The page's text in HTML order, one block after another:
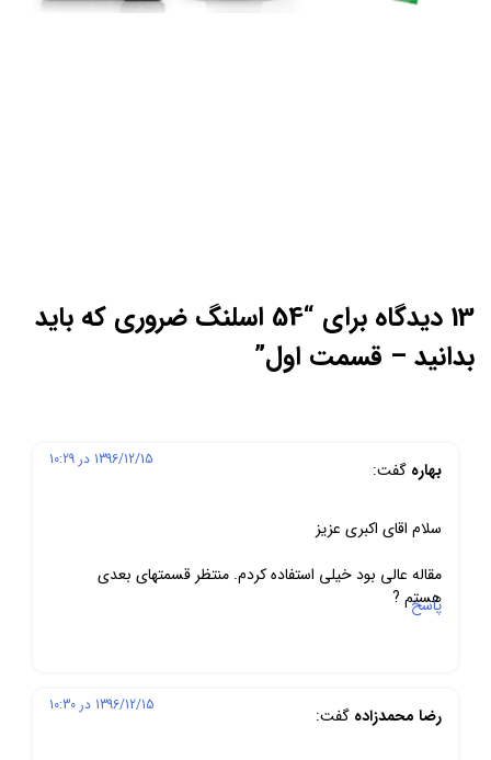
13 دیدگاه برای “
54 اسلنگ ضروری که باید
بدانید – قسمت اول”
بهاره گفت: 1396/12/15 در 10:29
سلام اقای اکبری عزیز
مقاله عالی بود خیلی استفاده کردم. منتظر قسمتهای بعدی
هستم ?
پاسخ
رضا محمدزاده گفت: 1396/12/15 در 10:30